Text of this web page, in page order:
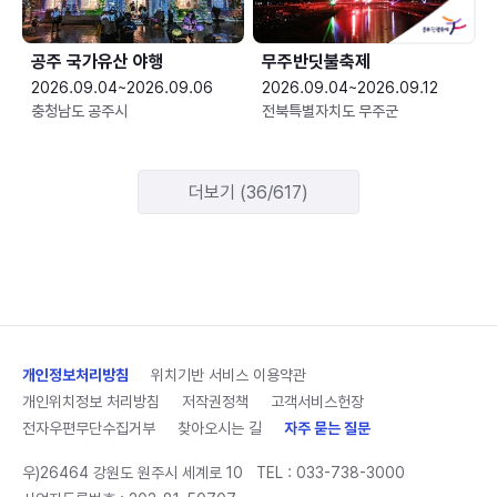
공주 국가유산 야행
2026.09.04~2026.09.06
충청남도 공주시
무주반딧불축제
2026.09.04~2026.09.12
전북특별자치도 무주군
더보기 (36/617)
개인정보처리방침
위치기반 서비스 이용약관
개인위치정보 처리방침
저작권정책
고객서비스헌장
전자우편무단수집거부
찾아오시는 길 자주 묻는 질문
우)26464 강원도 원주시 세계로 10 TEL : 033-738-3000